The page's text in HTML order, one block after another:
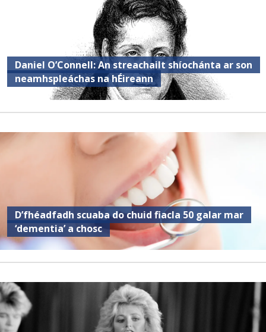
Daniel O’Connell: An streachailt shíochánta ar son
neamhspleáchas na hÉireann
D’fhéadfadh scuaba do chuid fiacla 50 galar mar
‘dementia’ a chosc